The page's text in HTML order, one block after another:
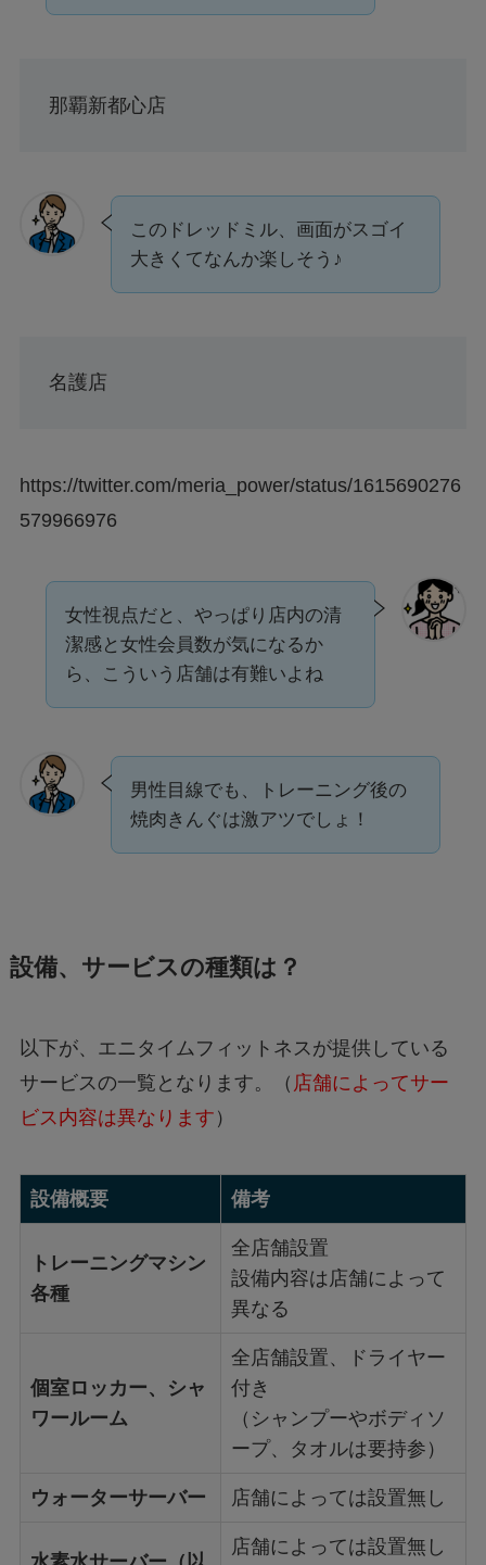
那覇新都心店
このドレッドミル、画面がスゴイ
大きくてなんか楽しそう♪
名護店
https://twitter.com/meria_power/status/1615690276
579966976
女性視点だと、やっぱり店内の清
潔感と女性会員数が気になるか
ら、こういう店舗は有難いよね
男性目線でも、トレーニング後の
焼肉きんぐは激アツでしょ！
設備、サービスの種類は？
以下が、エニタイムフィットネスが提供している
サービスの一覧となります。（ 店舗によってサー
ビス内容は異なります ）
設備概要 備考
トレーニングマシン
各種
全店舗設置
設備内容は店舗によって
異なる
個室ロッカー、シャ
ワールーム
全店舗設置、ドライヤー
付き
（シャンプーやボディソ
ープ、タオルは要持参）
ウォーターサーバー 店舗によっては設置無し
店舗によっては設置無し